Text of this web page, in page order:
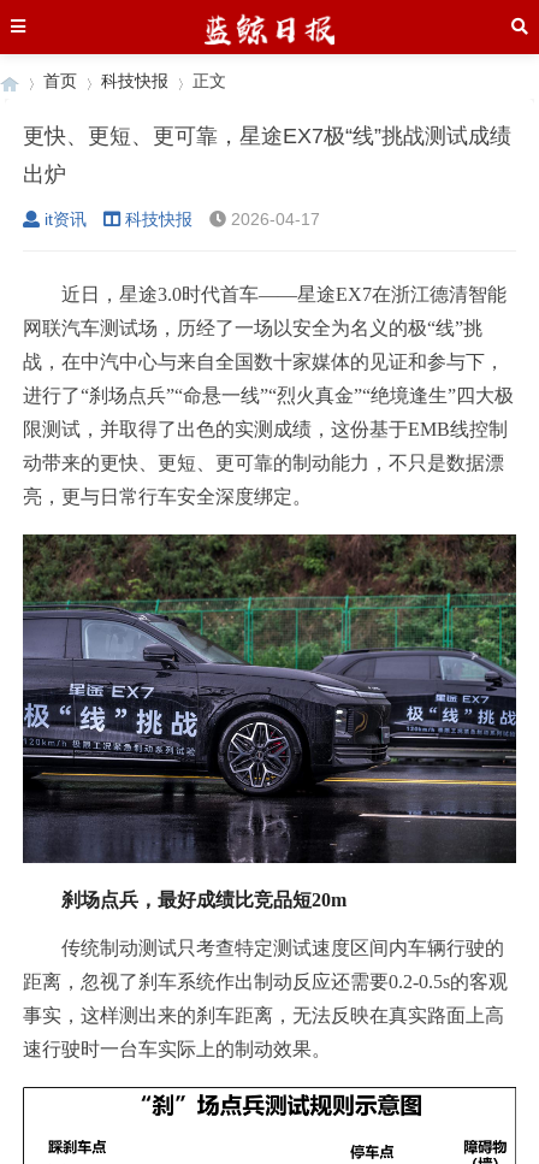
›
首页 科技快报 正文
更快、更短、更可靠，星途EX7极“线”挑战测试成绩
出炉
it资讯 科技快报 2026-04-17
近日，星途3.0时代首车——星途EX7在浙江德清智能
网联汽车测试场，历经了一场以安全为名义的极“线”挑
战，在中汽中心与来自全国数十家媒体的见证和参与下，
进行了“刹场点兵”“命悬一线”“烈火真金”“绝境逢生”四大极
限测试，并取得了出色的实测成绩，这份基于EMB线控制
动带来的更快、更短、更可靠的制动能力，不只是数据漂
亮，更与日常行车安全深度绑定。
刹场点兵，最好成绩比竞品短20m
传统制动测试只考查特定测试速度区间内车辆行驶的
距离，忽视了刹车系统作出制动反应还需要0.2-0.5s的客观
事实，这样测出来的刹车距离，无法反映在真实路面上高
速行驶时一台车实际上的制动效果。